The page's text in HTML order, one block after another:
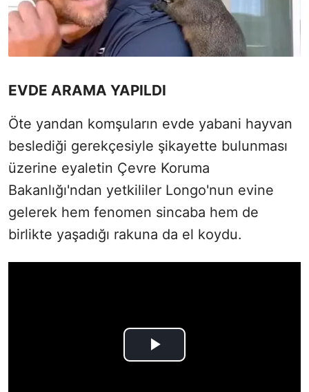
EVDE ARAMA YAPILDI
Öte yandan komşuların evde yabani hayvan
beslediği gerekçesiyle şikayette bulunması
üzerine eyaletin Çevre Koruma
Bakanlığı'ndan yetkililer Longo'nun evine
gelerek hem fenomen sincaba hem de
birlikte yaşadığı rakuna da el koydu.